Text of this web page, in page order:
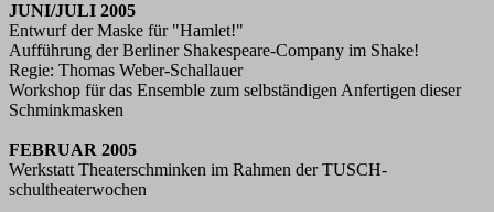
JUNI/JULI 2005
Entwurf der Maske für "Hamlet!"
Aufführung der Berliner Shakespeare-Company im Shake!
Regie: Thomas Weber-Schallauer
Workshop für das Ensemble zum selbständigen Anfertigen dieser
Schminkmasken
FEBRUAR 2005
Werkstatt Theaterschminken im Rahmen der TUSCH-
schultheaterwochen